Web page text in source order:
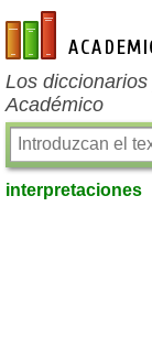
es-academic.com
Los
Académico
interpretaciones